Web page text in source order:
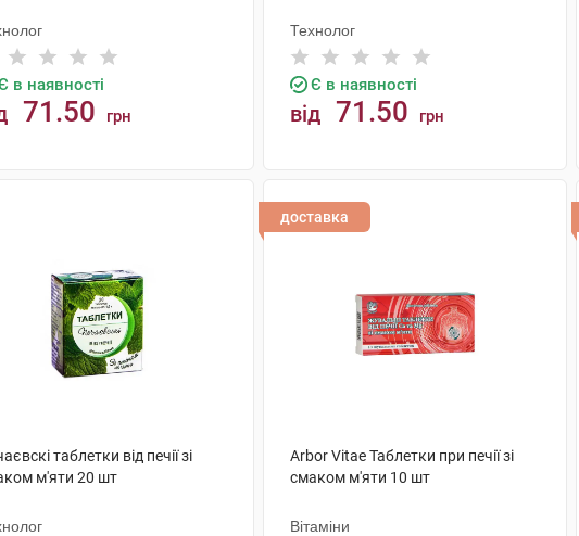
в наявності
71.50 грн
Технолог
Є в наявності
від 71.50 грн
таблетки від печії зі
м'яти 20 шт
доставка
Arbor Vitae Таблетки при печії зі
смаком м'яти 10 шт
Вітаміни